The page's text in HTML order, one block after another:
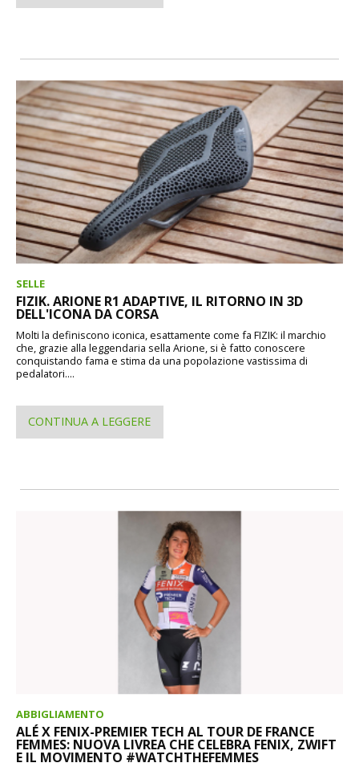
SELLE
FIZIK. ARIONE R1 ADAPTIVE, IL RITORNO IN 3D
DELL'ICONA DA CORSA
Molti la definiscono iconica, esattamente come fa FIZIK: il marchio
che, grazie alla leggendaria sella Arione, si è fatto conoscere
conquistando fama e stima da una popolazione vastissima di
pedalatori....
CONTINUA A LEGGERE
ABBIGLIAMENTO
ALÉ X FENIX-PREMIER TECH AL TOUR DE FRANCE
FEMMES: NUOVA LIVREA CHE CELEBRA FENIX, ZWIFT
E IL MOVIMENTO #WATCHTHEFEMMES